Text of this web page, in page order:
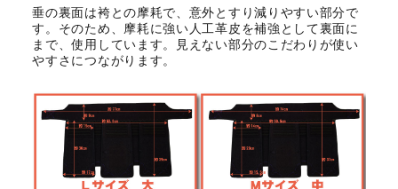
垂の裏面は袴との摩耗で、意外とすり減りやすい部分で
す。そのため、摩耗に強い人工革皮を補強として裏面に
まで、使用しています。見えない部分のこだわりが使い
やすさにつながります。